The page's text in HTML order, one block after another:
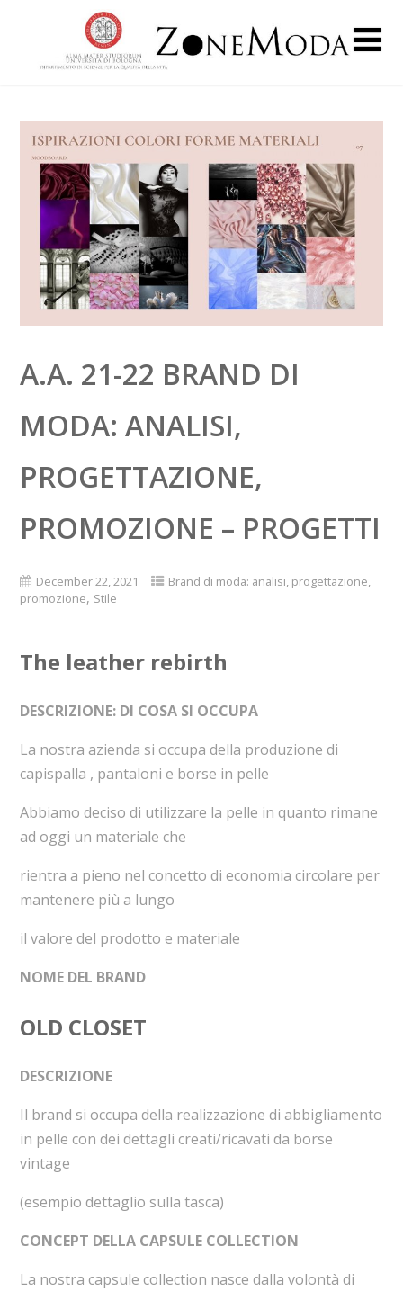
A.A. 21-22 BRAND DI
MODA: ANALISI,
PROGETTAZIONE,
PROMOZIONE – PROGETTI
December 22, 2021
Brand di moda: analisi, progettazione,
promozione, Stile
The leather rebirth
DESCRIZIONE: DI COSA SI OCCUPA
La nostra azienda si occupa della produzione di
capispalla , pantaloni e borse in pelle
Abbiamo deciso di utilizzare la pelle in quanto rimane
ad oggi un materiale che
rientra a pieno nel concetto di economia circolare per
mantenere più a lungo
il valore del prodotto e materiale
NOME DEL BRAND
OLD CLOSET
DESCRIZIONE
Il brand si occupa della realizzazione di abbigliamento
in pelle con dei dettagli creati/ricavati da borse
vintage
(esempio dettaglio sulla tasca)
CONCEPT DELLA CAPSULE COLLECTION
La nostra capsule collection nasce dalla volontà di